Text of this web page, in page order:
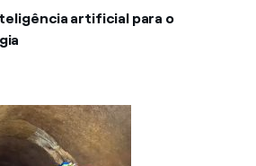
artificial para o